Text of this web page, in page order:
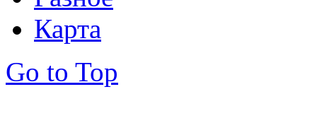
Карта
Go to Top